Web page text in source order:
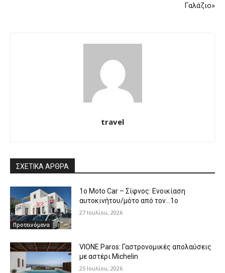
Γαλάζιο»
travel
ΣΧΕΤΙΚΑ ΑΡΘΡΑ
Προτεινόμενα
1o Moto Car – Σίφνος: Ενοικίαση
αυτοκινήτου/μότο από τον…1ο
27 Ιουλίου, 2026
VIONE Paros: Γαστρονομικές απολαύσεις
με αστέρι Michelin
25 Ιουλίου, 2026